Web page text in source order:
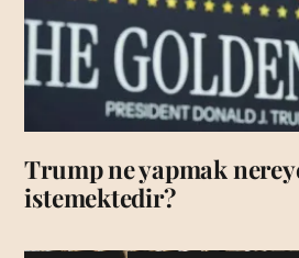
Trump ne yapmak
istemektedir?